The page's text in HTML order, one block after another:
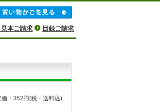
本ご請求 目録ご請求
価：352円(税・送料込)